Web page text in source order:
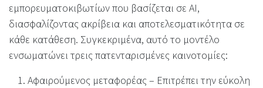
εμπορευματοκιβωτίων που βασίζεται σε AI,
διασφαλίζοντας ακρίβεια και αποτελεσματικότητα σε
κάθε κατάθεση. Συγκεκριμένα, αυτό το μοντέλο
ενσωματώνει τρεις πατενταρισμένες καινοτομίες:
Αφαιρούμενος μεταφορέας – Επιτρέπει την εύκολη